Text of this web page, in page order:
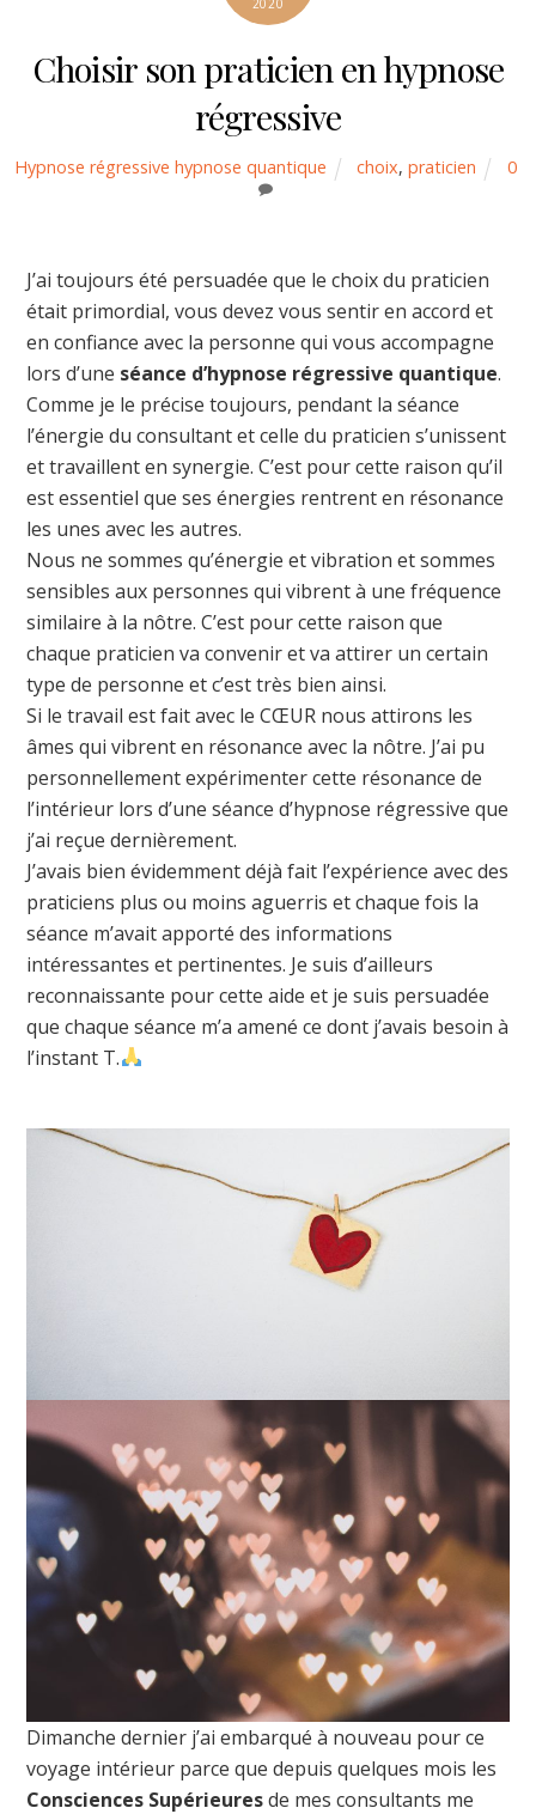
Choisir son praticien en hypnose
régressive
Hypnose régressive hypnose quantique choix,praticien 0
J’ai toujours été persuadée que le choix du praticien
était primordial, vous devez vous sentir en accord et
en confiance avec la personne qui vous accompagne
lors d’une séance d’hypnose régressive quantique.
Comme je le précise toujours, pendant la séance
l’énergie du consultant et celle du praticien s’unissent
et travaillent en synergie. C’est pour cette raison qu’il
est essentiel que ses énergies rentrent en résonance
les unes avec les autres.
Nous ne sommes qu’énergie et vibration et sommes
sensibles aux personnes qui vibrent à une fréquence
similaire à la nôtre. C’est pour cette raison que
chaque praticien va convenir et va attirer un certain
type de personne et c’est très bien ainsi.
Si le travail est fait avec le CŒUR nous attirons les
âmes qui vibrent en résonance avec la nôtre. J’ai pu
personnellement expérimenter cette résonance de
l’intérieur lors d’une séance d’hypnose régressive que
j’ai reçue dernièrement.
J’avais bien évidemment déjà fait l’expérience avec des
praticiens plus ou moins aguerris et chaque fois la
séance m’avait apporté des informations
intéressantes et pertinentes. Je suis d’ailleurs
reconnaissante pour cette aide et je suis persuadée
que chaque séance m’a amené ce dont j’avais besoin à
l’instant T.
Dimanche dernier j’ai embarqué à nouveau pour ce
voyage intérieur parce que depuis quelques mois les
Consciences Supérieuresde mes consultants me